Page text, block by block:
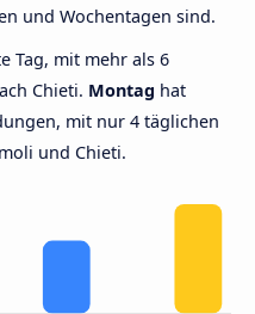
und Wochentagen sind.
Tag, mit mehr als 6
Chieti. Montag hat
mit nur 4 täglichen
und Chieti.